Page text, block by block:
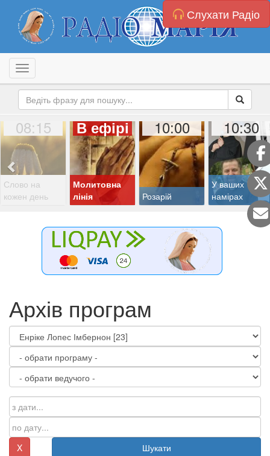
Слухати Радіо
Toggle navigation
08:15
Слово на
кожен день
В ефірі
Молитовна
лінія
10:00
Розарій
10:30
У ваших
намірах
Архів програм
X Шукати